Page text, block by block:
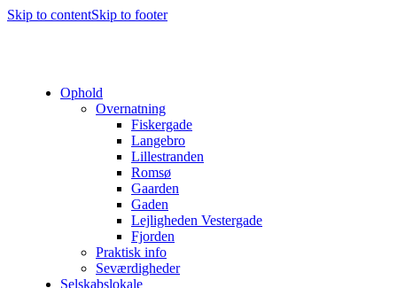
Skip to contentSkip to footer
Ophold
Overnatning
Fiskergade
Langebro
Lillestranden
Romsø
Gaarden
Gaden
Lejligheden Vestergade
Fjorden
Praktisk info
Seværdigheder
Selskabslokale